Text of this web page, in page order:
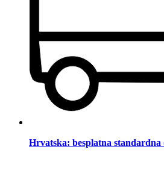
Hrvatska: besplatna standardna